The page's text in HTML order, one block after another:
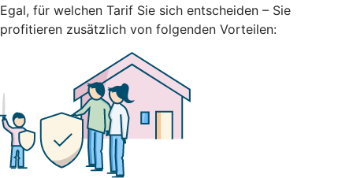
Egal, für welchen Tarif Sie sich entscheiden – Sie
profitieren zusätzlich von folgenden Vorteilen: